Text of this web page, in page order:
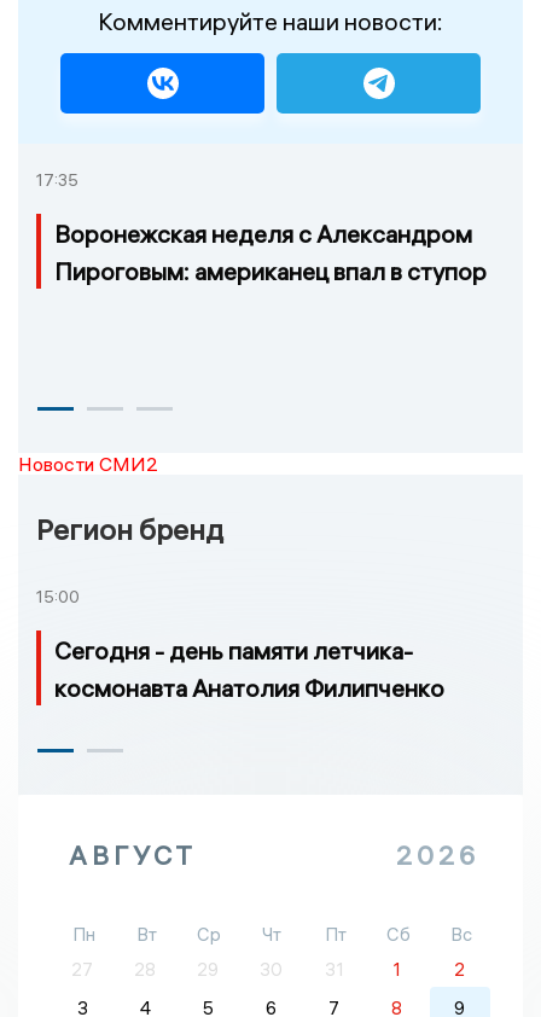
Комментируйте наши новости:
17:35
Воронежская неделя с Александром
Пироговым: американец впал в ступор
Новости СМИ2
Регион бренд
15:00
Сегодня - день памяти летчика-
космонавта Анатолия Филипченко
АВГУСТ 2026
Пн Вт Ср Чт Пт Сб
Вс
27
28 29 30 31 1
2
3
4 5 6 7 8 9